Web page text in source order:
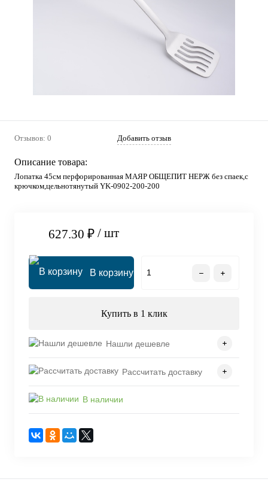
Отзывов: 0 Добавить отзыв
Описание товара:
Лопатка 45см перфорированная МАЯР ОБЩЕПИТ НЕРЖ без спаек,с
крючком,цельнотянутый YK-0902-200-200
627.30 ₽ / шт
В корзину
Купить в 1 клик
Нашли дешевле
Рассчитать доставку
В наличии